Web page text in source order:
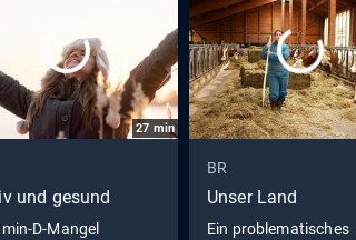
27 min
und gesund
D-Mangel
BR
Unser Land
Ein problematisches